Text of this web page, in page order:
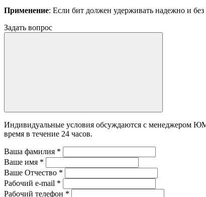
Применение: Если бит должен удерживать надежно и
Задать вопрос
Индивидуальные условия обсуждаются с менеджером
время в течение 24 часов.
Ваша фамилия *
Ваше имя *
Ваше Отчество *
Рабочий e-mail *
Рабочий телефон *